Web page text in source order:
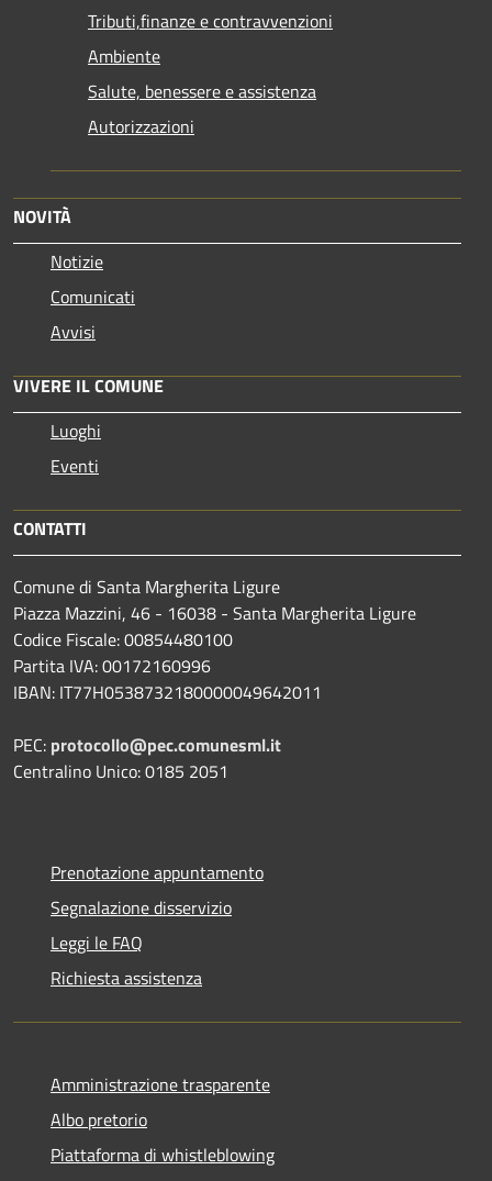
Tributi,finanze e contravvenzioni
Ambiente
Salute, benessere e assistenza
Autorizzazioni
NOVITÀ
Notizie
Comunicati
Avvisi
VIVERE IL COMUNE
Luoghi
Eventi
CONTATTI
Comune di Santa Margherita Ligure
Piazza Mazzini, 46 - 16038 - Santa Margherita Ligure
Codice Fiscale: 00854480100
Partita IVA: 00172160996
IBAN: IT77H0538732180000049642011
PEC: protocollo@pec.comunesml.it
Centralino Unico: 0185 2051
Prenotazione appuntamento
Segnalazione disservizio
Leggi le FAQ
Richiesta assistenza
Amministrazione trasparente
Albo pretorio
Piattaforma di whistleblowing